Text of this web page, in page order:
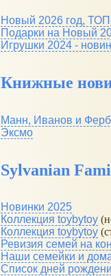
Новый 2026 год,
Подарки на Новый
Игрушки 2024 -
Книжные
Манн, Иванов и
Эксмо
Sylvanian
Новинки 2025
Коллекция toybytoy
Коллекция toybytoy
Ревизия семей на
Наши семейки и
Список дней